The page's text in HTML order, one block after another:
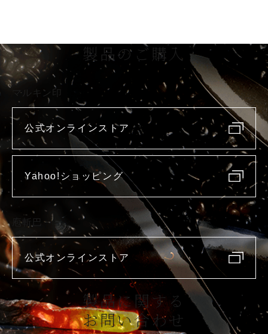
製品のご購入
マルキン印
公式オンラインストア
Yahoo!ショッピング
庖斬巴
公式オンラインストア
製品に関する
お問い合わせ